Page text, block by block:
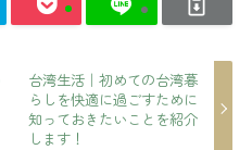
台湾生活｜初めての台湾暮
らしを快適に過ごすために
知っておきたいことを紹介
します！